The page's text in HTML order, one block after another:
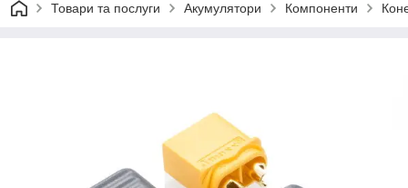
Товари та послуги Акумулятори Компоненти